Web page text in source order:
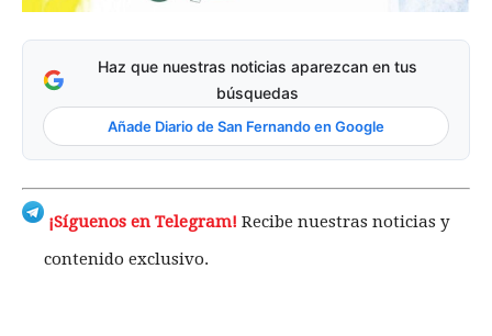
Haz que nuestras noticias aparezcan en tus
búsquedas
Añade Diario de San Fernando en Google
¡Síguenos en Telegram! Recibe nuestras noticias y
contenido exclusivo.